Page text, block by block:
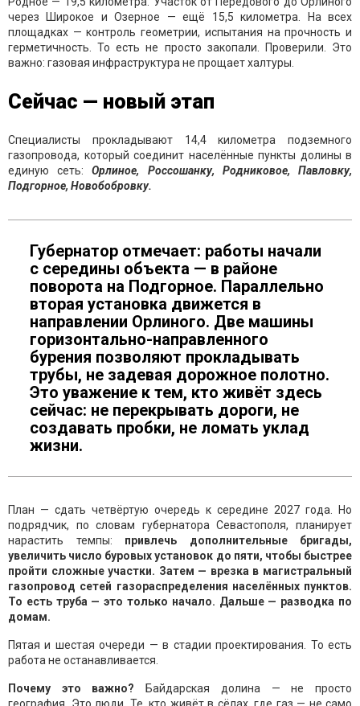
через Широкое и Озерное — ещё 15,5 километра. На всех
площадках — контроль геометрии, испытания на прочность и
герметичность. То есть не просто закопали. Проверили. Это
важно: газовая инфраструктура не прощает халтуры.
Сейчас — новый этап
Специалисты прокладывают 14,4 километра подземного
газопровода, который соединит населённые пункты долины в
единую сеть:Орлиное, Россошанку, Родниковое, Павловку,
Подгорное, Новобобровку.
Губернатор отмечает: работы начали
с середины объекта — в районе
поворота на Подгорное. Параллельно
вторая установка движется в
направлении Орлиного. Две машины
горизонтально-направленного
бурения позволяют прокладывать
трубы, не задевая дорожное полотно.
Это уважение к тем, кто живёт здесь
сейчас: не перекрывать дороги, не
создавать пробки, не ломать уклад
жизни.
План — сдать четвёртую очередь к середине 2027 года. Но
подрядчик, по словам губернатора Севастополя, планирует
нарастить темпы: привлечь дополнительные бригады,
увеличить число буровых установок до пяти, чтобы быстрее
пройти сложные участки. Затем — врезка в магистральный
газопровод сетей газораспределения населённых пунктов.
То есть труба — это только начало. Дальше — разводка по
домам.
Пятая и шестая очереди — в стадии проектирования. То есть
работа не останавливается.
Почему это важно? Байдарская долина — не просто